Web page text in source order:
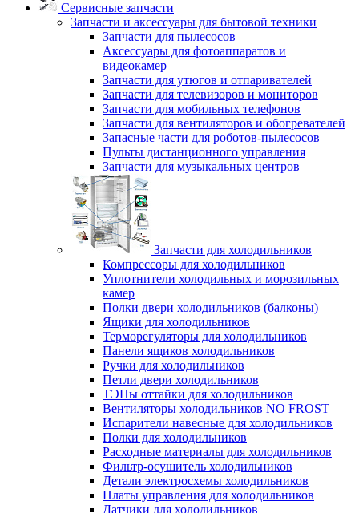
Сервисные запчасти
Запчасти и аксессуары для бытовой техники
Запчасти для пылесосов
Аксессуары для фотоаппаратов и
видеокамер
Запчасти для утюгов и отпаривателей
Запчасти для телевизоров и мониторов
Запчасти для мобильных телефонов
Запчасти для вентиляторов и обогревателей
Запасные части для роботов-пылесосов
Пульты дистанционного управления
Запчасти для музыкальных центров
Запчасти для холодильников
Компрессоры для холодильников
Уплотнители холодильных и морозильных
камер
Полки двери холодильников (балконы)
Ящики для холодильников
Терморегуляторы для холодильников
Панели ящиков холодильников
Ручки для холодильников
Петли двери холодильников
ТЭНы оттайки для холодильников
Вентиляторы холодильников NO FROST
Испарители навесные для холодильников
Полки для холодильников
Расходные материалы для холодильников
Фильтр-осушитель холодильников
Детали электросхемы холодильников
Платы управления для холодильников
Датчики для холодильников